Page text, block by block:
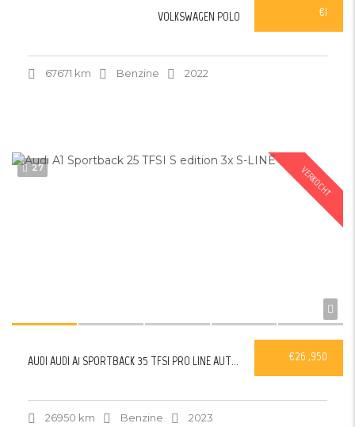
€1
VOLKSWAGEN POLO
67671 km Benzine 2022
VERKOCHT
27
€26 ,950
AUDI AUDI A1 SPORTBACK 35 TFSI PRO LINE AUTOMAAT
26950 km Benzine 2023